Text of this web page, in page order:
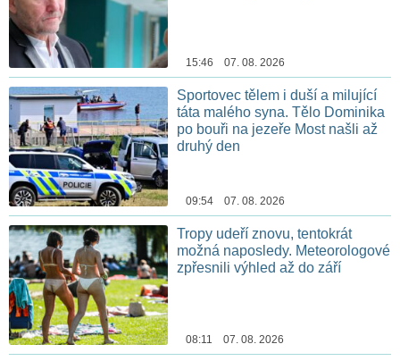
15:46 07. 08. 2026
Sportovec tělem i duší a milující
táta malého syna. Tělo Dominika
po bouři na jezeře Most našli až
druhý den
09:54 07. 08. 2026
Tropy udeří znovu, tentokrát
možná naposledy. Meteorologové
zpřesnili výhled až do září
08:11 07. 08. 2026